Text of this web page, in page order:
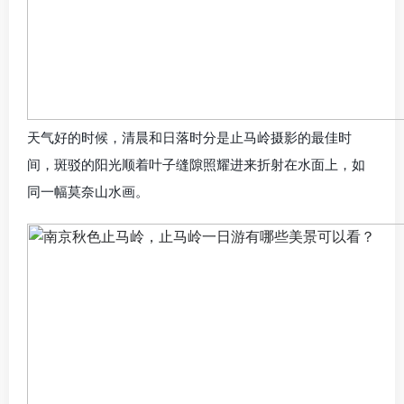
天气好的时候，清晨和日落时分是止马岭摄影的最佳时
间，斑驳的阳光顺着叶子缝隙照耀进来折射在水面上，如
同一幅莫奈山水画。